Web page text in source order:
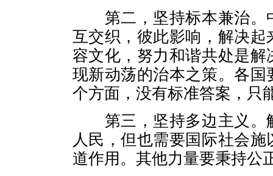
第二，坚持标本兼治。
互交织，彼此影响，解决
容文化，努力和谐共处是
现新动荡的治本之策。各
个方面，没有标准答案，只
第三，坚持多边主义。
人民，但也需要国际社会
道作用。其他力量要秉持公